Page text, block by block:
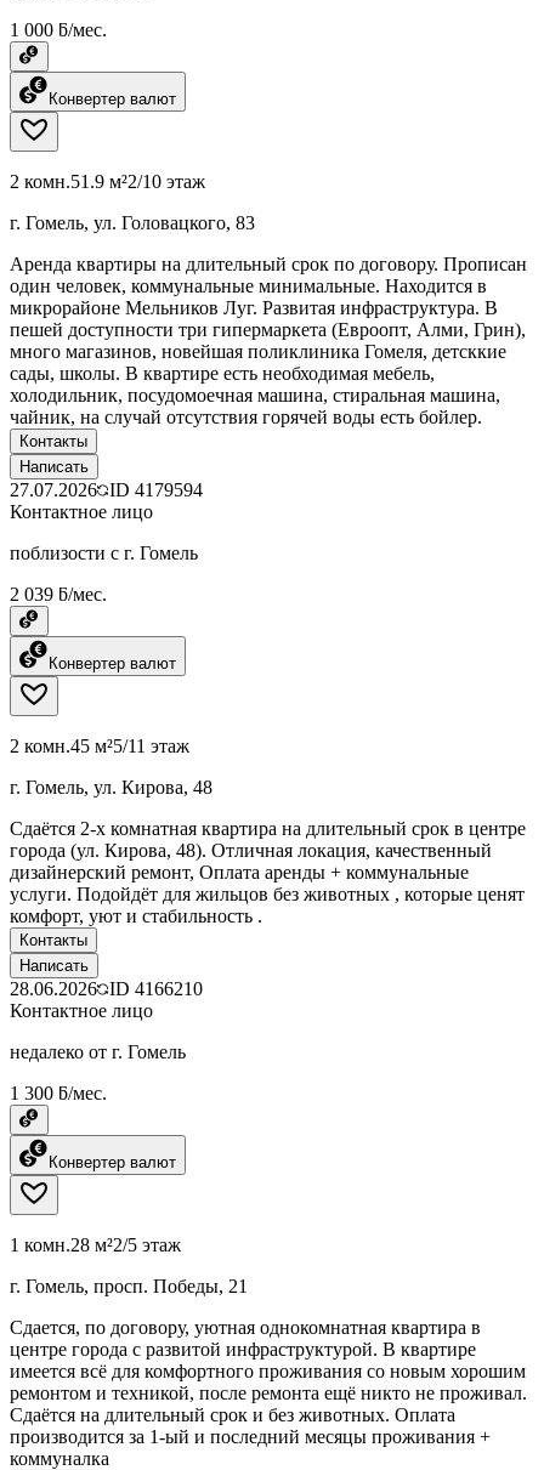
1 000 ƃ/мес.
Конвертер валют
2 комн.51.9 м²2/10 этаж
г. Гомель, ул. Головацкого, 83
Аренда квартиры на длительный срок по договору. Прописан
один человек, коммунальные минимальные. Находится в
микрорайоне Мельников Луг. Развитая инфраструктура. В
пешей доступности три гипермаркета (Евроопт, Алми, Грин),
много магазинов, новейшая поликлиника Гомеля, детсккие
сады, школы. В квартире есть необходимая мебель,
холодильник, посудомоечная машина, стиральная машина,
чайник, на случай отсутствия горячей воды есть бойлер.
Контакты
Написать
27.07.2026 ID 4179594
Контактное лицо
поблизости с г. Гомель
2 039 ƃ/мес.
Конвертер валют
2 комн.45 м²5/11 этаж
г. Гомель, ул. Кирова, 48
Сдаётся 2-х комнатная квартира на длительный срок в центре
города (ул. Кирова, 48). Отличная локация, качественный
дизайнерский ремонт, Оплата аренды + коммунальные
услуги. Подойдёт для жильцов без животных , которые ценят
комфорт, уют и стабильность .
Контакты
Написать
28.06.2026 ID 4166210
Контактное лицо
недалеко от г. Гомель
1 300 ƃ/мес.
Конвертер валют
1 комн.28 м²2/5 этаж
г. Гомель, просп. Победы, 21
Сдается, по договору, уютная однокомнатная квартира в
центре города с развитой инфраструктурой. В квартире
имеется всё для комфортного проживания со новым хорошим
ремонтом и техникой, после ремонта ещё никто не проживал.
Сдаётся на длительный срок и без животных. Оплата
производится за 1-ый и последний месяцы проживания +
коммуналка